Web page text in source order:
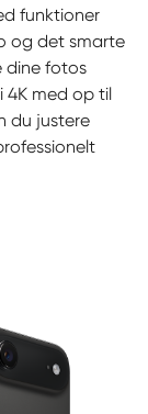
funktioner
og det smarte
dine fotos
4K med op til
du justere